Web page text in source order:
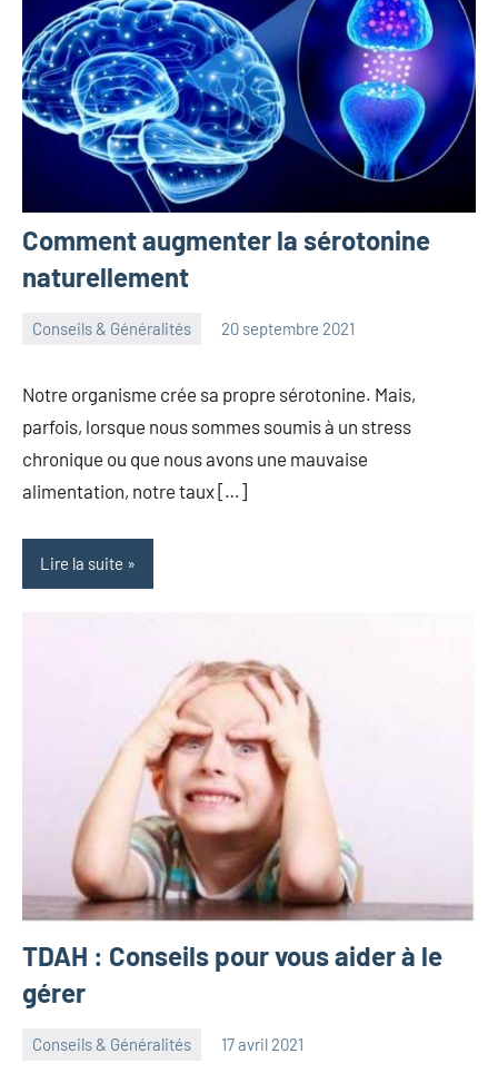
Comment augmenter la sérotonine
naturellement
Conseils & Généralités 20 septembre 2021
Notre organisme crée sa propre sérotonine. Mais,
parfois, lorsque nous sommes soumis à un stress
chronique ou que nous avons une mauvaise
alimentation, notre taux […]
Lire la suite
TDAH : Conseils pour vous aider à le
gérer
Conseils & Généralités 17 avril 2021